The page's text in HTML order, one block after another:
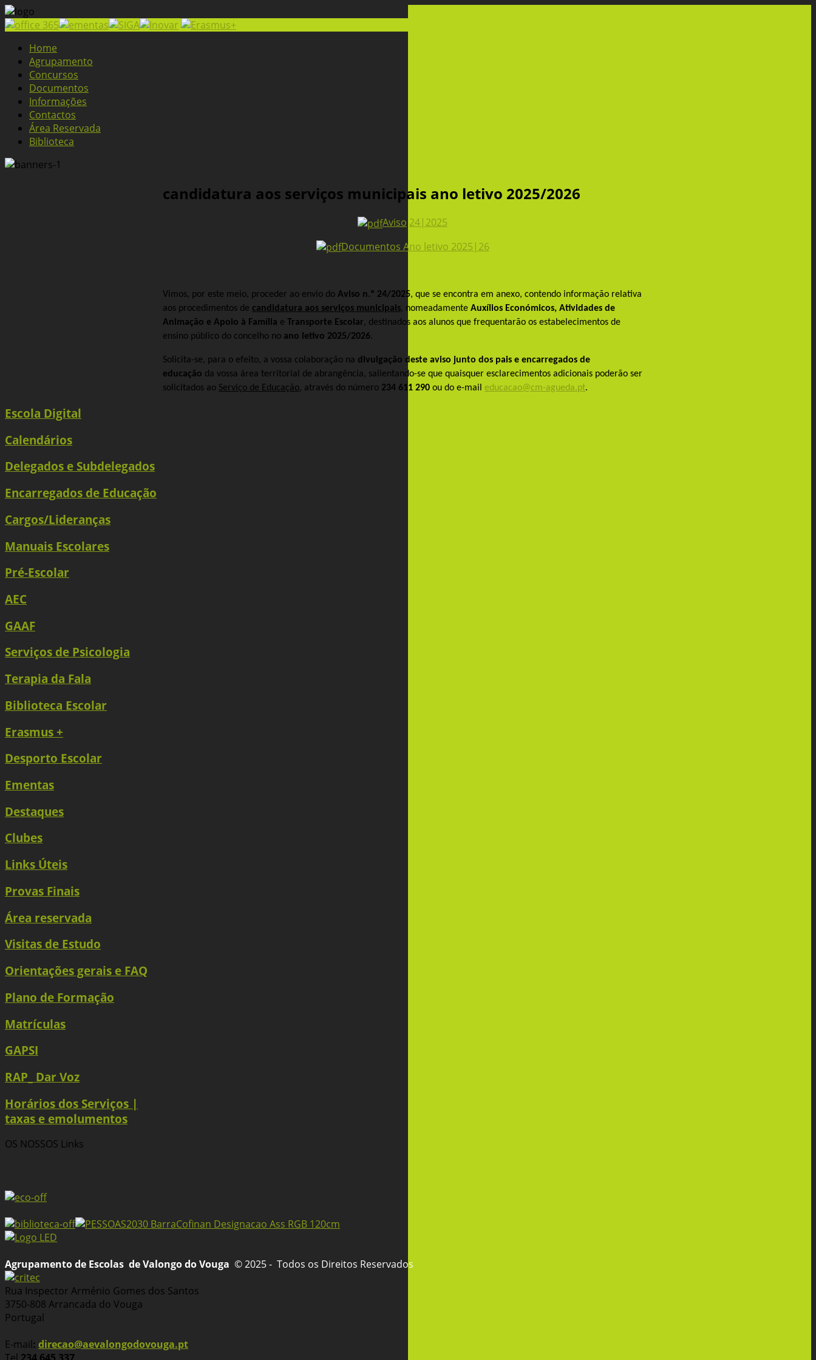
Home
Agrupamento
Concursos
Documentos
Informações
Contactos
Área Reservada
Biblioteca
candidatura aos serviços municipais ano letivo 2025/2026
Aviso 24|2025
Documentos Ano letivo 2025|26
Vimos, por este meio, proceder ao envio do Aviso n.º 24/2025, que se encontra em anexo, contendo informação relativa
aos procedimentos de candidatura aos serviços municipais, nomeadamente Auxílios Económicos, Atividades de
Animação e Apoio à Família e Transporte Escolar, destinados aos alunos que frequentarão os estabelecimentos de
ensino público do concelho no ano letivo 2025/2026.
Solicita-se, para o efeito, a vossa colaboração na divulgação deste aviso junto dos pais e encarregados de
educação da vossa área territorial de abrangência, salientando-se que quaisquer esclarecimentos adicionais poderão ser
solicitados ao Serviço de Educação, através do número 234 611 290 ou do e-mail educacao@cm-agueda.pt.
Escola Digital
Calendários
Delegados e Subdelegados
Encarregados de Educação
Cargos/Lideranças
Manuais Escolares
Pré-Escolar
AEC
GAAF
Serviços de Psicologia
Terapia da Fala
Biblioteca Escolar
Erasmus +
Desporto Escolar
Ementas
Destaques
Clubes
Links Úteis
Provas Finais
Área reservada
Visitas de Estudo
Orientações gerais e FAQ
Plano de Formação
Matrículas
GAPSI
RAP_ Dar Voz
Horários dos Serviços |
taxas e emolumentos
OS NOSSOS Links
Agrupamento de Escolas de Valongo do Vouga © 2025 - Todos os Direitos Reservados
Rua Inspector Arménio Gomes dos Santos
3750-808 Arrancada do Vouga
Portugal
E-mail: direcao@aevalongodovouga.pt